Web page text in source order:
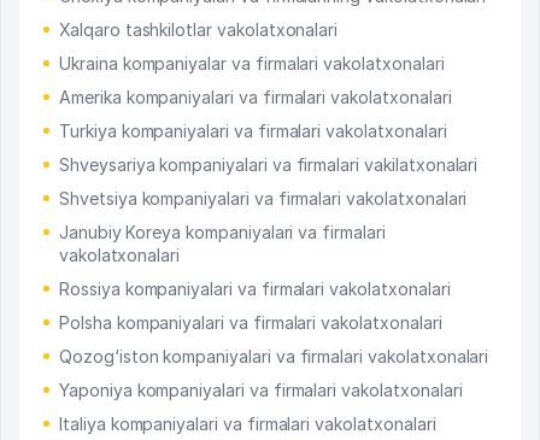
Xalqaro tashkilotlar vakolatxonalari
Ukraina kompaniyalar va firmalari vakolatxonalari
Amerika kompaniyalari va firmalari vakolatxonalari
Turkiya kompaniyalari va firmalari vakolatxonalari
Shveysariya kompaniyalari va firmalari vakilatxonalari
Shvetsiya kompaniyalari va firmalari vakolatxonalari
Janubiy Koreya kompaniyalari va firmalari
vakolatxonalari
Rossiya kompaniyalari va firmalari vakolatxonalari
Polsha kompaniyalari va firmalari vakolatxonalari
Qozog‘iston kompaniyalari va firmalari vakolatxonalari
Yaponiya kompaniyalari va firmalari vakolatxonalari
Italiya kompaniyalari va firmalari vakolatxonalari